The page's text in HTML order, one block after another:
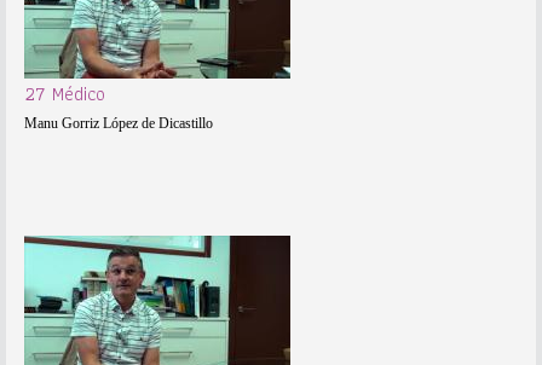
27 Médico
Manu Gorriz López de Dicastillo